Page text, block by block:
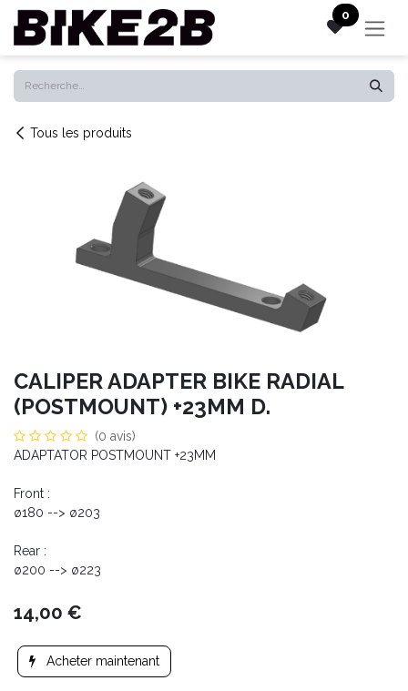
Se rendre au contenu 0
Tous les produits
CALIPER ADAPTER BIKE RADIAL
(POSTMOUNT) +23MM D.
(0 avis)
ADAPTATOR POSTMOUNT +23MM
Front :
ø180 --> ø203
Rear :
ø200 --> ø223
14,00 €
Acheter maintenant